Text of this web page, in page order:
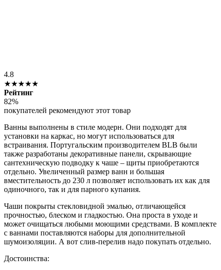
4.8
★★★★★
Рейтинг
82%
покупателей рекомендуют этот товар
Ванны выполнены в стиле модерн. Они подходят для
установки на каркас, но могут использоваться для
встраивания. Португальским производителем BLB были
также разработаны декоративные панели, скрывающие
сантехническую подводку к чаше – щиты приобретаются
отдельно. Увеличенный размер ванн и большая
вместительность до 230 л позволяет использовать их как для
одиночного, так и для парного купания.
Чаши покрыты стекловидной эмалью, отличающейся
прочностью, блеском и гладкостью. Она проста в уходе и
может очищаться любыми моющими средствами. В комплекте
с ваннами поставляются наборы для дополнительной
шумоизоляции. А вот слив-перелив надо покупать отдельно.
Достоинства: